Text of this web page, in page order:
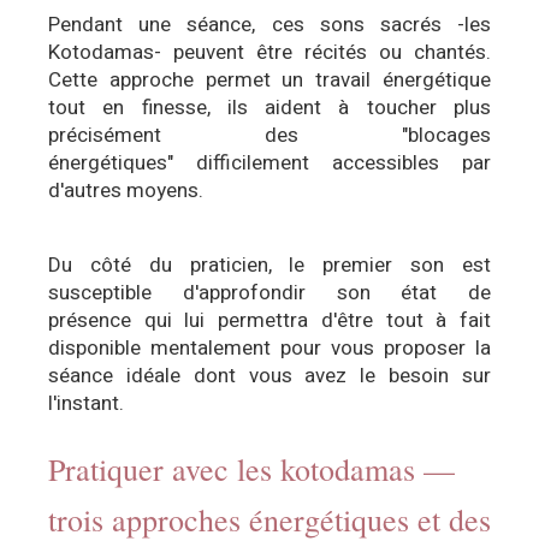
Pendant une séance, ces sons sacrés -les
Kotodamas- peuvent être récités ou chantés.
Cette approche permet un travail énergétique
tout en finesse, ils aident à toucher plus
précisément des "blocages
énergétiques" difficilement accessibles par
d'autres moyens.
Du côté du praticien, le premier son est
susceptible d'approfondir son état de
présence qui lui permettra d'être tout à fait
disponible mentalement pour vous proposer la
séance idéale dont vous avez le besoin sur
l'instant.
Pratiquer avec les kotodamas —
trois approches énergétiques et des